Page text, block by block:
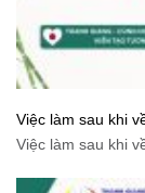
Việc làm sau khi
Việc làm sau khi